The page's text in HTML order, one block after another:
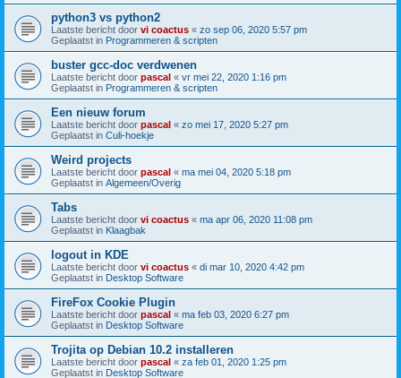
python3 vs python2
Laatste bericht door vi coactus « zo sep 06, 2020 5:57 pm
Geplaatst in Programmeren & scripten
buster gcc-doc verdwenen
Laatste bericht door pascal « vr mei 22, 2020 1:16 pm
Geplaatst in Programmeren & scripten
Een nieuw forum
Laatste bericht door pascal « zo mei 17, 2020 5:27 pm
Geplaatst in Culi-hoekje
Weird projects
Laatste bericht door pascal « ma mei 04, 2020 5:18 pm
Geplaatst in Algemeen/Overig
Tabs
Laatste bericht door vi coactus « ma apr 06, 2020 11:08 pm
Geplaatst in Klaagbak
logout in KDE
Laatste bericht door vi coactus « di mar 10, 2020 4:42 pm
Geplaatst in Desktop Software
FireFox Cookie Plugin
Laatste bericht door pascal « ma feb 03, 2020 6:27 pm
Geplaatst in Desktop Software
Trojita op Debian 10.2 installeren
Laatste bericht door pascal « za feb 01, 2020 1:25 pm
Geplaatst in Desktop Software